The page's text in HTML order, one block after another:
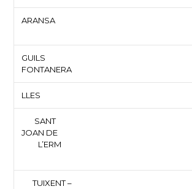
ARANSA
GUILS
FONTANERA
LLES
SANT
JOAN DE
L’ERM
TUIXENT –